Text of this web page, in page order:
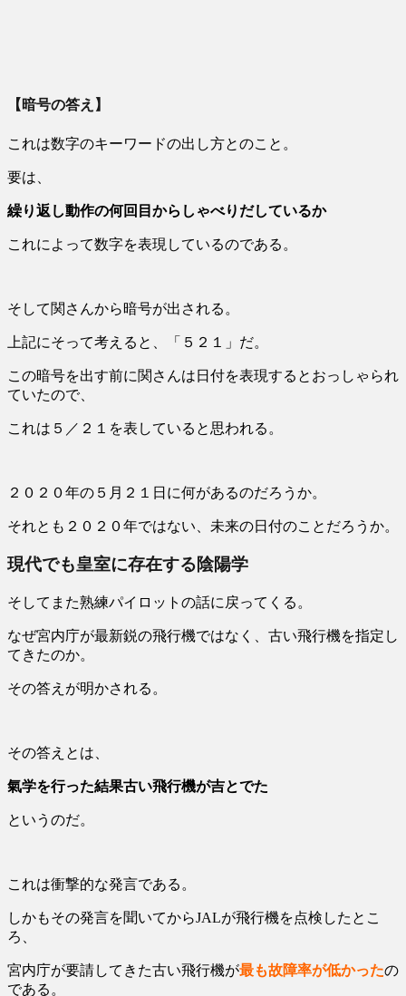
【暗号の答え】
これは数字のキーワードの出し方とのこと。
要は、
繰り返し動作の何回目からしゃべりだしているか
これによって数字を表現しているのである。
そして関さんから暗号が出される。
上記にそって考えると、「５２１」だ。
この暗号を出す前に関さんは日付を表現するとおっしゃられ
ていたので、
これは５／２１を表していると思われる。
２０２０年の５月２１日に何があるのだろうか。
それとも２０２０年ではない、未来の日付のことだろうか。
現代でも皇室に存在する陰陽学
そしてまた熟練パイロットの話に戻ってくる。
なぜ宮内庁が最新鋭の飛行機ではなく、古い飛行機を指定し
てきたのか。
その答えが明かされる。
その答えとは、
氣学を行った結果古い飛行機が吉とでた
というのだ。
これは衝撃的な発言である。
しかもその発言を聞いてからJALが飛行機を点検したとこ
ろ、
宮内庁が要請してきた古い飛行機が最も故障率が低かったの
である。